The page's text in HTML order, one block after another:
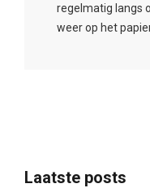
regelmatig langs
weer op het
Laatste posts